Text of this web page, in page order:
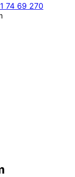
74 69 270